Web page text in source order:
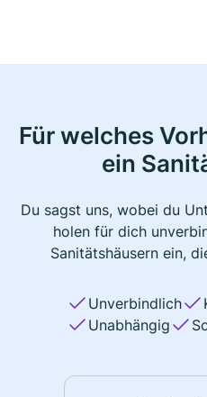
Für welches
ein
Du sagst uns, wobei du
holen für dich
Sanitätshäusern ein,
Unverbindlich
Unabhängig